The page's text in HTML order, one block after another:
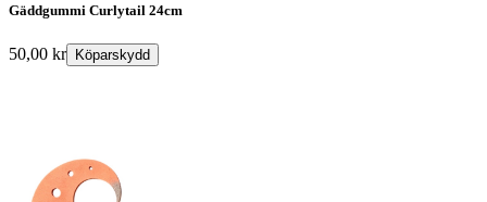
Gäddgummi Curlytail 24cm
50,00 kr Köparskydd